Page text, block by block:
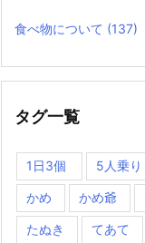
食べ物について (137)
タグ一覧
1日3個 5人乗り
かめ かめ爺
たぬき てあて